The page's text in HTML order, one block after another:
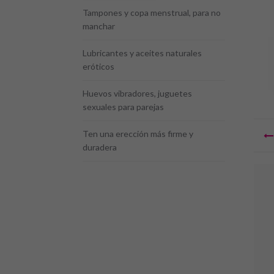
Tampones y copa menstrual, para no
manchar
Lubricantes y aceites naturales
eróticos
Huevos vibradores, juguetes
sexuales para parejas
Ten una erección más firme y
duradera